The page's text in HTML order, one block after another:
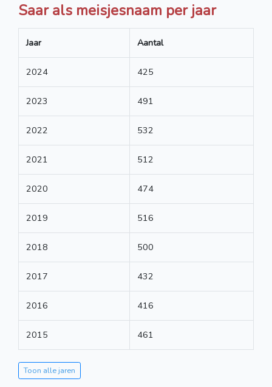
Saar als meisjesnaam per jaar
Jaar Aantal
2024 425
2023 491
2022 532
2021 512
2020 474
2019 516
2018 500
2017 432
2016 416
2015 461
Toon alle jaren